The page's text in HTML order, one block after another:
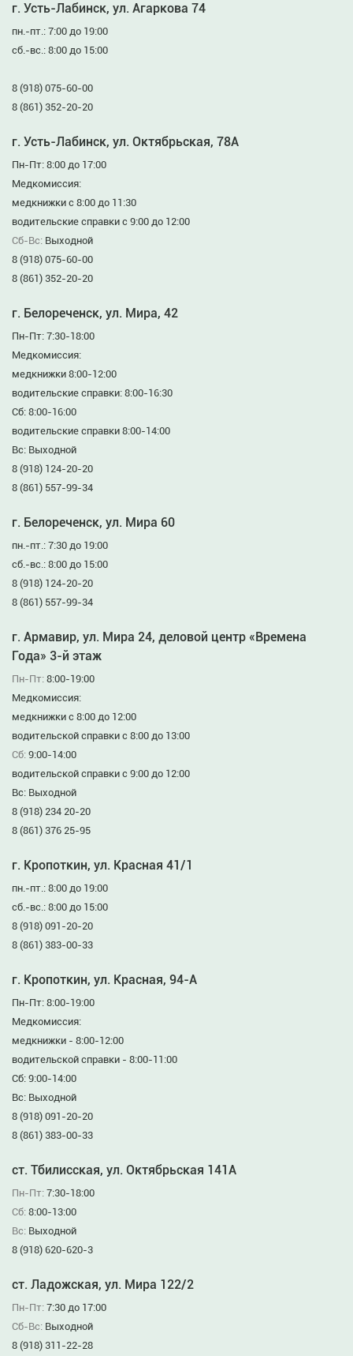
г. Усть-Лабинск, ул. Агаркова 74
пн.-пт.: 7:00 до 19:00
сб.-вс.: 8:00 до 15:00
8 (918) 075-60-00
8 (861) 352-20-20
г. Усть-Лабинск, ул. Октябрьская, 78А
Пн-Пт: 8:00 до 17:00
Медкомиссия:
медкнижки с 8:00 до 11:30
водительские справки с 9:00 до 12:00
Сб-Вс: Выходной
8 (918) 075-60-00
8 (861) 352-20-20
г. Белореченск, ул. Мира, 42
Пн-Пт: 7:30-18:00
Медкомиссия:
медкнижки 8:00-12:00
водительские справки: 8:00-16:30
Сб: 8:00-16:00
водительские справки 8:00-14:00
Вс: Выходной
8 (918) 124-20-20
8 (861) 557-99-34
г. Белореченск, ул. Мира 60
пн.-пт.: 7:30 до 19:00
сб.-вс.: 8:00 до 15:00
8 (918) 124-20-20
8 (861) 557-99-34
г. Армавир, ул. Мира 24, деловой центр «Времена
Года» 3-й этаж
Пн-Пт: 8:00-19:00
Медкомиссия:
медкнижки с 8:00 до 12:00
водительской справки с 8:00 до 13:00
Сб: 9:00-14:00
водительской справки с 9:00 до 12:00
Вс: Выходной
8 (918) 234 20-20
8 (861) 376 25-95
г. Кропоткин, ул. Красная 41/1
пн.-пт.: 8:00 до 19:00
сб.-вс.: 8:00 до 15:00
8 (918) 091-20-20
8 (861) 383-00-33
г. Кропоткин, ул. Красная, 94-А
Пн-Пт: 8:00-19:00
Медкомиссия:
медкнижки - 8:00-12:00
водительской справки - 8:00-11:00
Сб: 9:00-14:00
Вс: Выходной
8 (918) 091-20-20
8 (861) 383-00-33
ст. Тбилисская, ул. Октябрьская 141А
Пн-Пт: 7:30-18:00
Сб: 8:00-13:00
Вс: Выходной
8 (918) 620-620-3
ст. Ладожская, ул. Мира 122/2
Пн-Пт: 7:30 до 17:00
Сб-Вс: Выходной
8 (918) 311-22-28